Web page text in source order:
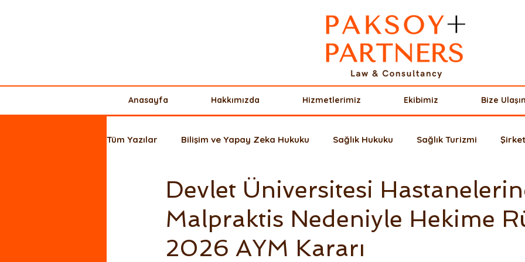
Anasayfa Hakkımızda Hizmetlerimiz Ekibimiz Bize Ulaşın
Tüm Yazılar Bilişim ve Yapay Zeka Hukuku Sağlık Hukuku Sağlık Turizmi
Ticaret Hukuku Kişisel Veriler Borçlar Hukuku Avrupa Hukuku Miras
Yurt Dışı Yatırım + Şirket Kuruluşu Fikri Mülkiyet Hukuku
Devlet Üniversitesi
Malpraktis Nedeniyle Hekime
2026 AYM Kararı